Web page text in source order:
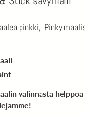
pinkki, Pinky
valinnasta